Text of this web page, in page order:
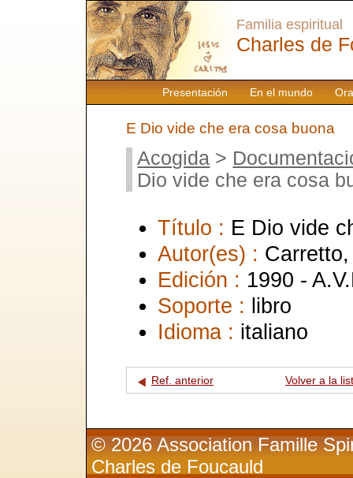
Presentación En el mundo
Familia espiritual
Charles de
E Dio vide che era cosa buona
Acogida >
Dio vide che era cosa
Título : E Dio vide
Autor(es) :
Edición : 1990 -
Soporte : libro
Idioma : italiano
Ref. anterior Volver a la
© 2026 Association Famille
Charles de Foucauld